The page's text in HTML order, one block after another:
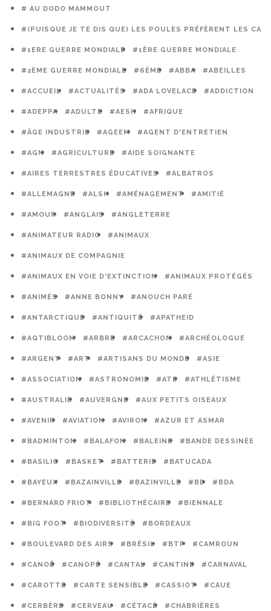
# AU DODO MAMMOUT
#(PUISQUE JE TE DIS QUE) LES POULES PRÉFÈRENT LES
#1ERE GUERRE MONDIALE #1ÈRE GUERRE MONDIALE
#2ÈME GUERRE MONDIALE #6ÈME #ABBA #ABEILLES
#ACCUEIL #ACTUALITÉS #ADA LOVELACE #ADDICTION
#ADEPPA #ADULTE #AESH #AFRIQUE
#ÂGE INDUSTRIE #AGEEM #AGENT D'ENTRETIEN
#AGN #AGRICULTURE #AIDE SOIGNANTE
#AIRES TERRESTRES ÉDUCATIVES #ALBATROS
#ALLEMAGNE #ALSH #AMÉNAGEMENT #AMITIÉ
#AMOUR #ANGLAIS #ANGLETERRE
#ANIMATEUR RADIO #ANIMAUX
#ANIMAUX DE COMPAGNIE
#ANIMAUX EN VOIE D'EXTINCTION #ANIMAUX PROTÉGÉS
#ANIMÉS #ANNE BONNY #ANOUCH PARÉ
#ANTARCTIQUE #ANTIQUITÉ #APATHEID
#AQTIBLOOM #ARBRE #ARCACHON #ARCHÉOLOGUE
#ARGENT #ART #ARTISANS DU MONDE #ASIE
#ASSOCIATION #ASTRONOMIE #ATE #ATHLÉTISME
#AUSTRALIE #AUVERGNE #AUX PETITS OISEAUX
#AVENIR #AVIATION #AVIRON #AZUR ET ASMAR
#BADMINTON #BALAFON #BALEINE #BANDE DESSINÉE
#BASILIC #BASKET #BATTERIE #BATUCADA
#BAYEUX #BAZAINVILLE #BAZINVILLE #BD #BDA
#BERNARD FRIOT #BIBLIOTHÉCAIRE #BIENNALE
#BIG FOOT #BIODIVERSITÉ #BORDEAUX
#BOULEVARD DES AIRS #BRÉSIL #BTP #CAMROUN
#CANOË #CANOPÉ #CANTAL #CANTINE #CARNAVAL
#CAROTTE #CARTE SENSIBLE #CASSIOT #CAUE
#CERBÈRE #CERVEAU #CÉTACÉ #CHABRIÈRES